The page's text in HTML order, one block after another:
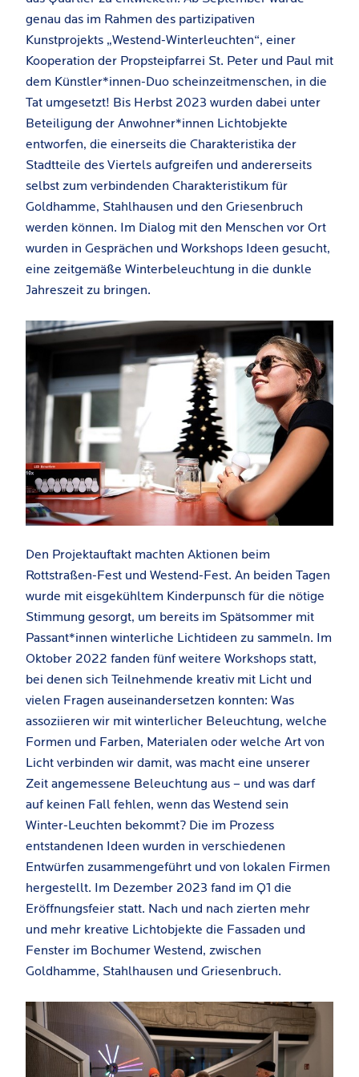
genau das im Rahmen des partizipativen
Kunstprojekts „Westend-Winterleuchten“, einer
Kooperation der Propsteipfarrei St. Peter und Paul mit
dem Künstler*innen-Duo scheinzeitmenschen, in die
Tat umgesetzt! Bis Herbst 2023 wurden dabei unter
Beteiligung der Anwohner*innen Lichtobjekte
entworfen, die einerseits die Charakteristika der
Stadtteile des Viertels aufgreifen und andererseits
selbst zum verbindenden Charakteristikum für
Goldhamme, Stahlhausen und den Griesenbruch
werden können. Im Dialog mit den Menschen vor Ort
wurden in Gesprächen und Workshops Ideen gesucht,
eine zeitgemäße Winterbeleuchtung in die dunkle
Jahreszeit zu bringen.
Den Projektauftakt machten Aktionen beim
Rottstraßen-Fest und Westend-Fest. An beiden Tagen
wurde mit eisgekühltem Kinderpunsch für die nötige
Stimmung gesorgt, um bereits im Spätsommer mit
Passant*innen winterliche Lichtideen zu sammeln. Im
Oktober 2022 fanden fünf weitere Workshops statt,
bei denen sich Teilnehmende kreativ mit Licht und
vielen Fragen auseinandersetzen konnten: Was
assoziieren wir mit winterlicher Beleuchtung, welche
Formen und Farben, Materialen oder welche Art von
Licht verbinden wir damit, was macht eine unserer
Zeit angemessene Beleuchtung aus – und was darf
auf keinen Fall fehlen, wenn das Westend sein
Winter-Leuchten bekommt? Die im Prozess
entstandenen Ideen wurden in verschiedenen
Entwürfen zusammengeführt und von lokalen Firmen
hergestellt. Im Dezember 2023 fand im Q1 die
Eröffnungsfeier statt. Nach und nach zierten mehr
und mehr kreative Lichtobjekte die Fassaden und
Fenster im Bochumer Westend, zwischen
Goldhamme, Stahlhausen und Griesenbruch.